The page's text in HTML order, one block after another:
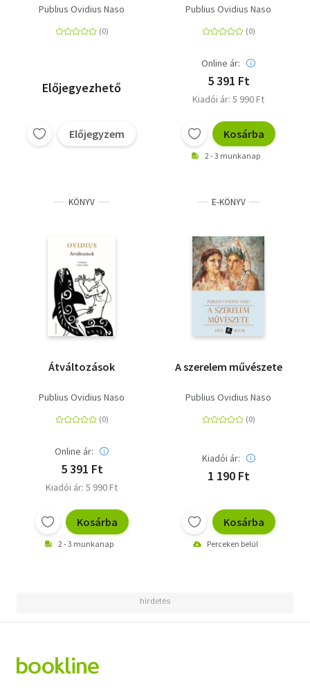
Publius Ovidius Naso
Előjegyezhető
Előjegyzem
Publius Ovidius Naso
Online ár:
5 391 Ft
Kiadói ár: 5 990 Ft
Kosárba
2 - 3 munkanap
KÖNYV
Átváltozások
Publius Ovidius Naso
Online ár:
5 391 Ft
Kiadói ár: 5 990 Ft
Kosárba
2 - 3 munkanap
E-KÖNYV
A szerelem művészete
Publius Ovidius Naso
Kiadói ár:
1 190 Ft
Kosárba
Perceken belül